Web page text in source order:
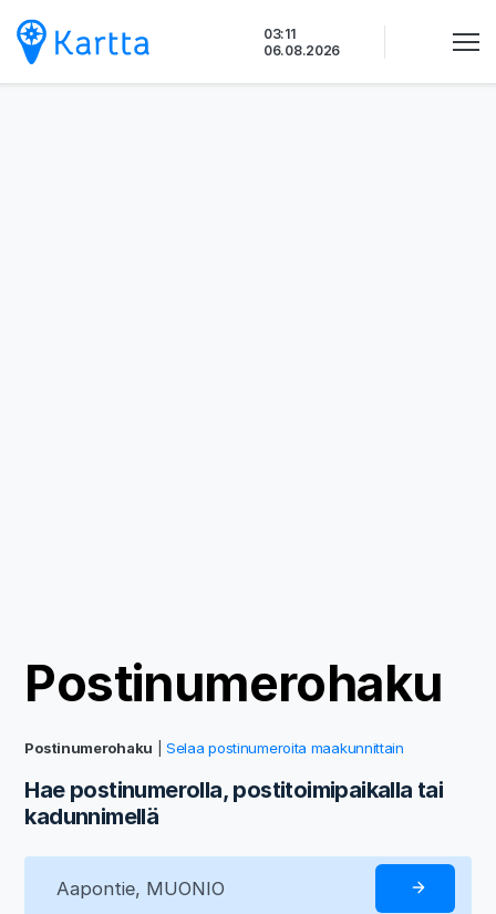
sisältöön
03:11
06.08.2026
Postinumerohaku
Postinumerohaku |Selaa postinumeroita maakunnittain
Hae postinumerolla, postitoimipaikalla tai
kadunnimellä